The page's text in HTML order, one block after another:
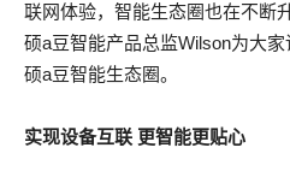
联网体验，智能生态圈也在不断
硕a豆智能产品总监Wilson为大
硕a豆智能生态圈。
实现设备互联 更智能更贴心